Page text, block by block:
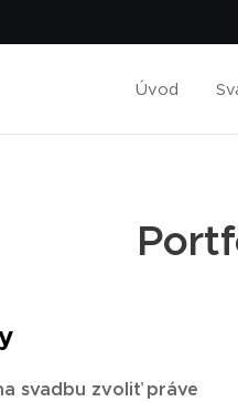
Úvod
svadbu zvoliť práve